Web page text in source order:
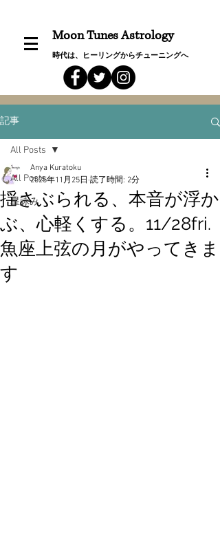
Moon Tunes Astrology
時代は、ヒーリングからチューニングへ
記事
All Posts
星詠み
All Posts
揺さぶられる、本音が浮か
ぶ、心軽くする。11/28fri.
魚座上弦の月がやってきま
す
Anya Kuratoku
2025年11月25日 読了時間: 2分